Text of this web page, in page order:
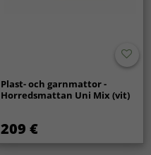
Plast- och garnmattor -
Horredsmattan Uni Mix (vit)
209 €